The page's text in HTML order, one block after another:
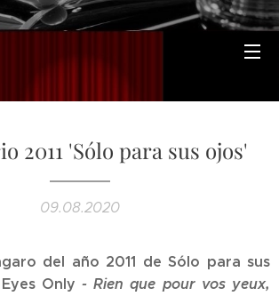
2011 'Sólo para sus ojos'
09.08.2020
del año 2011 de Sólo para sus
Only - Rien que pour vos yeux,